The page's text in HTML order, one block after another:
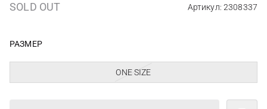
SOLD OUT Артикул: 2308337
РАЗМЕР
ONE SIZE